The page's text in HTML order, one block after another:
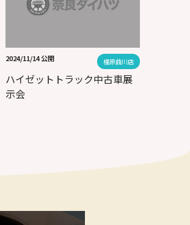
2024/11/14 公開 橿原曲川店
ハイゼットトラック中古車展
示会